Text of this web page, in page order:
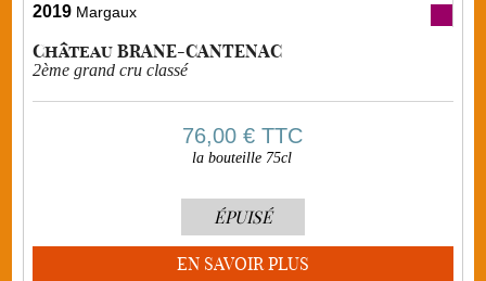
2019 Margaux
Château BRANE-CANTENAC
2ème grand cru classé
76,00 €TTC
la bouteille 75cl
ÉPUISÉ
EN SAVOIR PLUS